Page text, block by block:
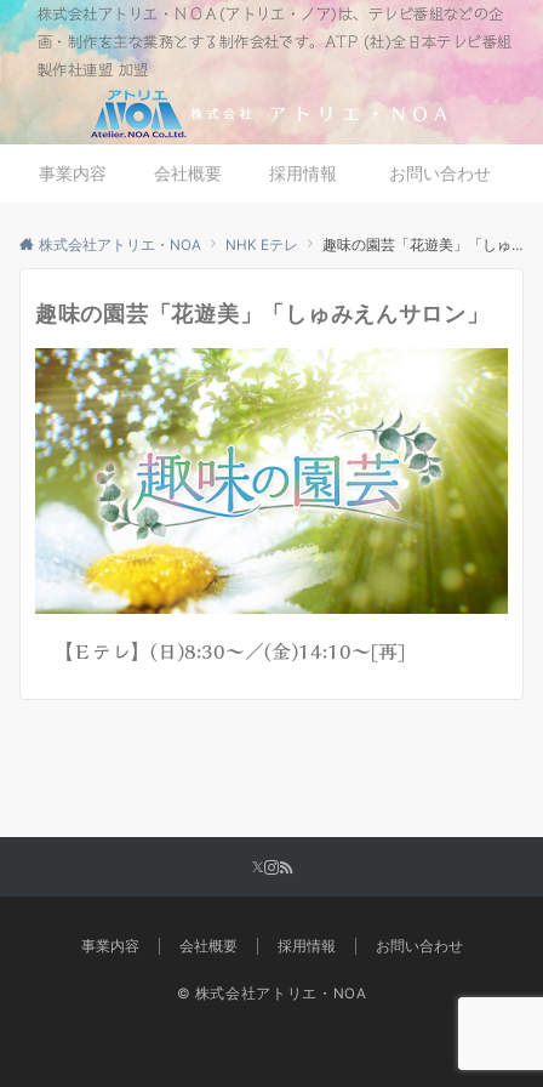
株式会社アトリエ・ＮＯＡ(アトリエ・ノア)は、テレビ番組などの企
画・制作を主な業務とする制作会社です。ATP (社)全日本テレビ番組
製作社連盟 加盟
事業内容 会社概要 採用情報 お問い合わせ
株式会社アトリエ・NOA NHK Eテレ 趣味の園芸「花遊美」「しゅみえんサロン」
趣味の園芸「花遊美」「しゅみえんサロン」
【Ｅテレ】(日)8:30〜／(金)14:10〜[再]
事業内容 会社概要 採用情報 お問い合わせ
© 株式会社アトリエ・NOA